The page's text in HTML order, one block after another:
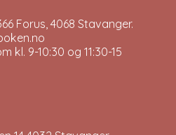
Forus, 4068 Stavanger.
kl. 9-10:30 og 11:30-15